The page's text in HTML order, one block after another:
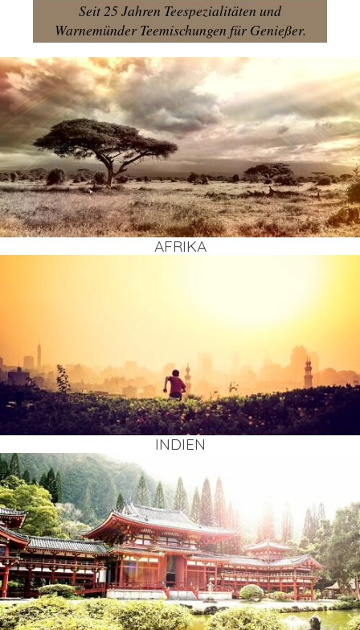
Seit 25 Jahren Teespezialitäten und
Warnemünder Teemischungen für Genießer.
AFRI­KA
INDI­EN